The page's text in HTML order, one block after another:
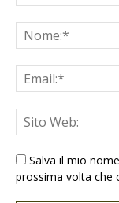
Salva il mio
prossima volta che